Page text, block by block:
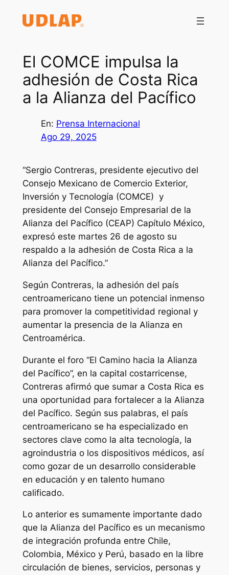
El COMCE impulsa la
adhesión de Costa Rica
a la Alianza del Pacífico
En: Prensa Internacional
Ago 29, 2025
“Sergio Contreras, presidente ejecutivo del
Consejo Mexicano de Comercio Exterior,
Inversión y Tecnología (COMCE) y
presidente del Consejo Empresarial de la
Alianza del Pacífico (CEAP) Capítulo México,
expresó este martes 26 de agosto su
respaldo a la adhesión de Costa Rica a la
Alianza del Pacífico.”
Según Contreras, la adhesión del país
centroamericano tiene un potencial inmenso
para promover la competitividad regional y
aumentar la presencia de la Alianza en
Centroamérica.
Durante el foro “El Camino hacia la Alianza
del Pacífico”, en la capital costarricense,
Contreras afirmó que sumar a Costa Rica es
una oportunidad para fortalecer a la Alianza
del Pacífico. Según sus palabras, el país
centroamericano se ha especializado en
sectores clave como la alta tecnología, la
agroindustria o los dispositivos médicos, así
como gozar de un desarrollo considerable
en educación y en talento humano
calificado.
Lo anterior es sumamente importante dado
que la Alianza del Pacífico es un mecanismo
de integración profunda entre Chile,
Colombia, México y Perú, basado en la libre
circulación de bienes, servicios, personas y